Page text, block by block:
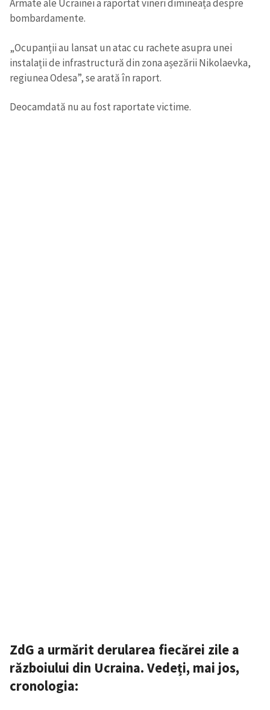
Armate ale Ucrainei a raportat vineri dimineața despre
bombardamente.
„Ocupanții au lansat un atac cu rachete asupra unei
instalații de infrastructură din zona așezării Nikolaevka,
regiunea Odesa”, se arată în raport.
Deocamdată nu au fost raportate victime.
ZdG a urmărit derularea fiecărei zile a
războiului din Ucraina. Vedeți, mai jos,
cronologia:
Sursă anonimă
Nume+ Numele meu
Email+ Emailul meu